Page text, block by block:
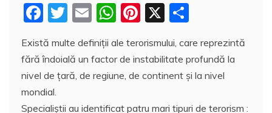
F
a
c
e
b
T
itt
er
E
ai
l
W
at
s
Pi
er
e
X
rt
aj
Există multe definiţii ale terorismului, care reprezintă
fără îndoială un factor de instabilitate profundă la
nivel de ţară, de regiune, de continent şi la nivel
mondial.
Specialiştii au identificat patru mari tipuri de terorism :